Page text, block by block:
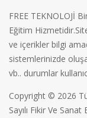
FREE TEKNOLOJİ
Eğitim
ve içerikler bilgi
sistemlerinizde
vb.. durumlar
Copyright © 2026
Sayılı Fikir Ve